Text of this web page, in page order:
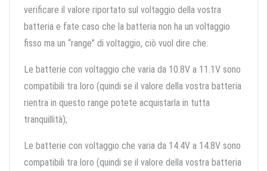
verificare il valore riportato sul voltaggio della vostra
batteria e fate caso che la batteria non ha un voltaggio
fisso ma un “range” di voltaggio, ciò vuol dire che:
Le batterie con voltaggio che varia da 10.8V a 11.1V sono
compatibili tra loro (quindi se il valore della vostra batteria
rientra in questo range potete acquistarla in tutta
tranquillità);
Le batterie con voltaggio che varia da 14.4V a 14.8V sono
compatibili tra loro (quindi se il valore della vostra batteria